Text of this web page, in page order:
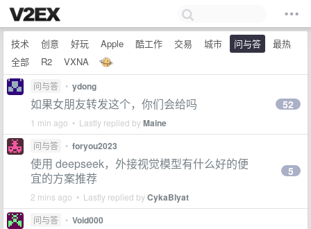
技术 创意 好玩 Apple 酷工作 交易 城市 问与答
最热
全部
R2 VXNA
问与答 • ydong
如果女朋友转发这个，你们会给吗
1 min ago • Lastly replied byMaine
52
问与答 • foryou2023
使用 deepseek，外接视觉模型有什么好的便
宜的方案推荐
2 mins ago • Lastly replied byCykaBlyat
5
问与答 • Void000